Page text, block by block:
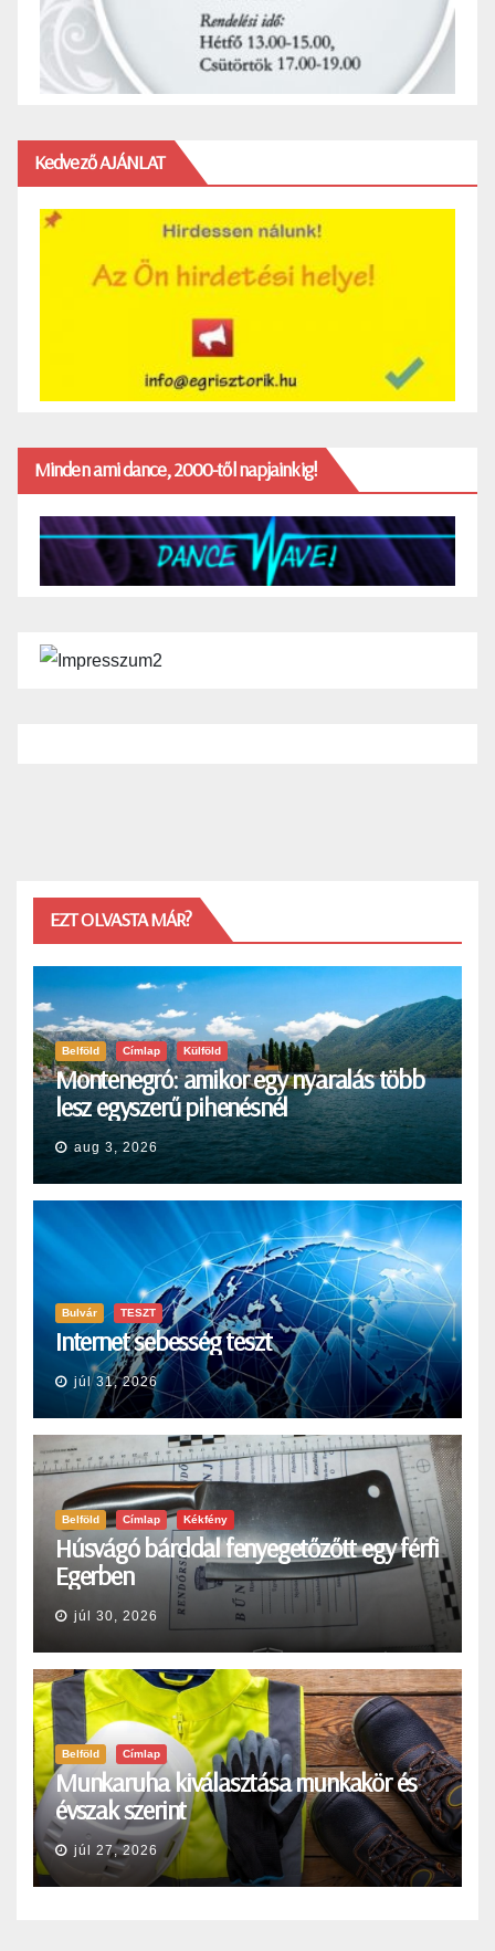
Kedvező AJÁNLAT
Minden ami dance, 2000-től napjainkig!
EZT OLVASTA MÁR?
Belföld Címlap Külföld
Montenegró: amikor egy nyaralás több
lesz egyszerű pihenésnél
aug 3, 2026
Bulvár TESZT
Internet sebesség teszt
júl 31, 2026
Belföld Címlap Kékfény
Húsvágó bárddal fenyegetőzőtt egy férfi
Egerben
júl 30, 2026
Belföld Címlap
Munkaruha kiválasztása munkakör és
évszak szerint
júl 27, 2026